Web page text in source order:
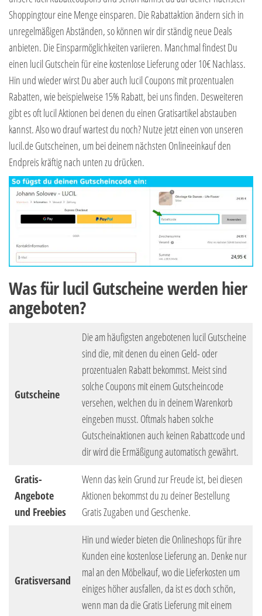
Shoppingtour eine Menge einsparen. Die Rabattaktion ändern sich in
unregelmäßigen Abständen, so können wir dir ständig neue Deals
anbieten. Die Einsparmöglichkeiten variieren. Manchmal findest Du
einen lucil Gutschein für eine kostenlose Lieferung oder 10€ Nachlass.
Hin und wieder wirst Du aber auch lucil Coupons mit prozentualen
Rabatten, wie beispielweise 15% Rabatt, bei uns finden. Desweiteren
gibt es oft lucil Aktionen bei denen du einen Gratisartikel abstauben
kannst. Also wo drauf wartest du noch? Nutze jetzt einen von unseren
lucil.de Gutscheinen, um bei deinem nächsten Onlineeinkauf den
Endpreis kräftig nach unten zu drücken.
Was für lucil Gutscheine werden hier
angeboten?
Gutscheine
Die am häufigsten angebotenen lucil Gutscheine
sind die, mit denen du einen Geld- oder
prozentualen Rabatt bekommst. Meist sind
solche Coupons mit einem Gutscheincode
versehen, welchen du in deinem Warenkorb
eingeben musst. Oftmals haben solche
Gutscheinaktionen auch keinen Rabattcode und
dir wird die Ermäßigung automatisch gewährt.
Gratis-
Angebote
und Freebies
Wenn das kein Grund zur Freude ist, bei diesen
Aktionen bekommst du zu deiner Bestellung
Gratis Zugaben und Geschenke.
Gratisversand
Hin und wieder bieten die Onlineshops für ihre
Kunden eine kostenlose Lieferung an. Denke nur
mal an den Möbelkauf, wo die Lieferkosten um
einiges höher ausfallen, da ist es doch schön,
wenn man da die Gratis Lieferung mit einem